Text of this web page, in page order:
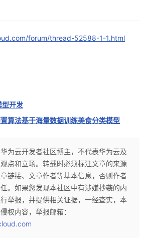
forum/thread-52588-1-1.html
型开发
算法基于海量数据训练美食分类模型
华为云开发者社区博主，不代表华为云及
点和立场。转载时必须标注文章的来源
章链接、文章作者等基本信息，否则作者
。如果您发现本社区中有涉嫌抄袭的内
举报，并提供相关证据，一经查实，本
权内容，举报邮箱：